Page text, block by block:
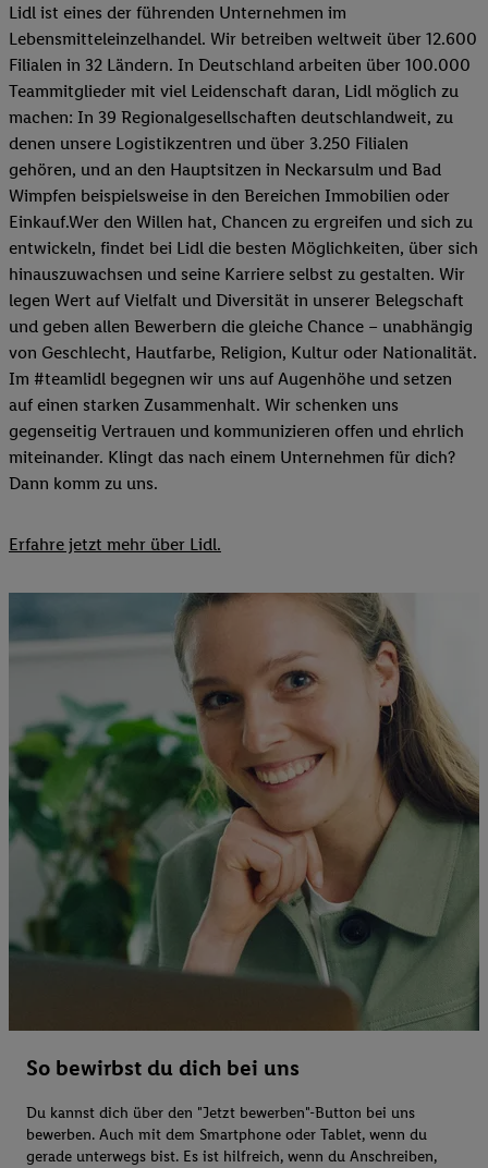
Lidl ist eines der führenden Unternehmen im
Lebensmitteleinzelhandel. Wir betreiben weltweit über 12.600
Filialen in 32 Ländern. In Deutschland arbeiten über 100.000
Teammitglieder mit viel Leidenschaft daran, Lidl möglich zu
machen: In 39 Regionalgesellschaften deutschlandweit, zu
denen unsere Logistikzentren und über 3.250 Filialen
gehören, und an den Hauptsitzen in Neckarsulm und Bad
Wimpfen beispielsweise in den Bereichen Immobilien oder
Einkauf.Wer den Willen hat, Chancen zu ergreifen und sich zu
entwickeln, findet bei Lidl die besten Möglichkeiten, über sich
hinauszuwachsen und seine Karriere selbst zu gestalten. Wir
legen Wert auf Vielfalt und Diversität in unserer Belegschaft
und geben allen Bewerbern die gleiche Chance – unabhängig
von Geschlecht, Hautfarbe, Religion, Kultur oder Nationalität.
Im #teamlidl begegnen wir uns auf Augenhöhe und setzen
auf einen starken Zusammenhalt. Wir schenken uns
gegenseitig Vertrauen und kommunizieren offen und ehrlich
miteinander. Klingt das nach einem Unternehmen für dich?
Dann komm zu uns.​
Erfahre jetzt mehr über Lidl.
So bewirbst du dich bei uns
Du kannst dich über den "Jetzt bewerben"-Button bei uns
bewerben. Auch mit dem Smartphone oder Tablet, wenn du
gerade unterwegs bist. Es ist hilfreich, wenn du Anschreiben,